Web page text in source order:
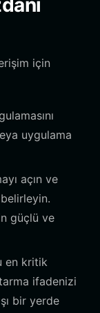
için
uygulama
açın ve
güçlü ve
en kritik
ifadenizi
bir yerde